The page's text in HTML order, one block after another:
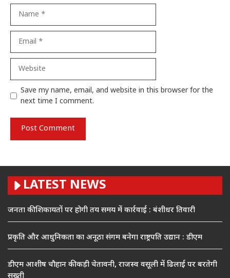
Save my name, email, and website in this browser for the
next time I comment.
LATEST NEWS
जनता की शिकायतों पर होगी तय समय में कार्रवाई : बंशीधर तिवारी
प्रकृति और आधुनिकता का अनूठा संगम बनेगा राष्ट्रपति उद्यान : डीएम
डीएम आशीष चौहान की कड़ी चेतावनी, राजस्व वसूली में ढिलाई पर बरतेगी
सख्ती